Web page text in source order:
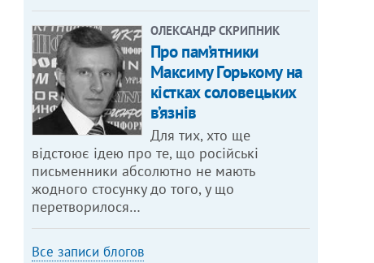
ОЛЕКСАНДР СКРИПНИК
Про пам’ятники
Максиму Горькому на
кістках соловецьких
в’язнів
Для тих, хто ще
відстоює ідею про те, що російські
письменники абсолютно не мають
жодного стосунку до того, у що
перетворилося…
Все записи блогов